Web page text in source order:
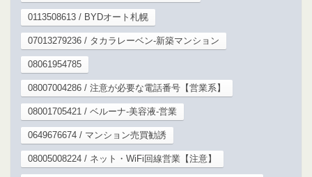
0113508613 / BYDオート札幌
07013279236 / タカラレーベン-新築マンション
08061954785
08007004286 / 注意が必要な電話番号【営業系】
08001705421 / ベルーナ-美容液-営業
0649676674 / マンション売買勧誘
08005008224 / ネット・WiFi回線営業【注意】